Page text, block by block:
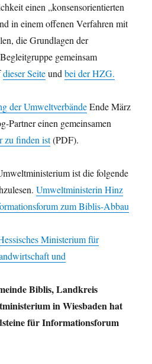
einen „konsensorientierten
in einem offenen Verfahren mit
die Grundlagen der
gemeinsam
dieser Seiteundbei der HZG.
der UmweltverbändeEnde März
Partner einen gemeinsamen
zu finden ist(PDF).
ist die folgende
Umweltministerin Hinz
zum Biblis-Abbau
Ministerium für
und
Biblis, Landkreis
in Wiesbaden hat
für Informationsforum